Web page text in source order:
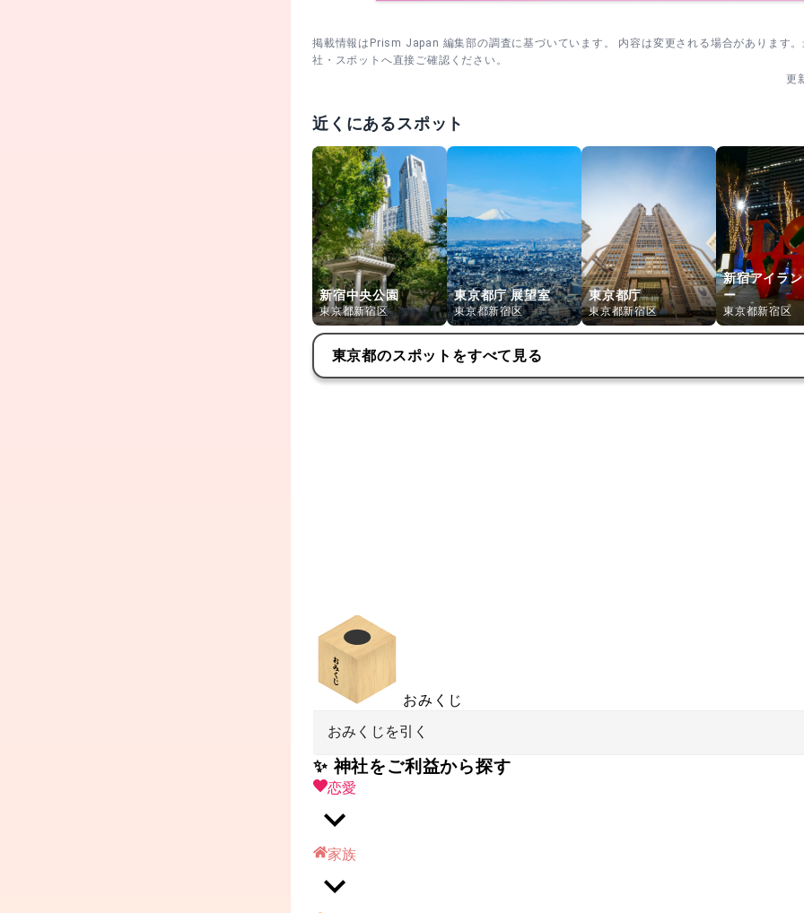
掲載情報はPrism Japan 編集部の調査に基づいています。 内容は変更される場合があります
社・スポットへ直接ご確認ください。
更
近くにあるスポット
新宿中央公園
東京都新宿区
東京都庁 展望室
東京都新宿区
東京都庁
東京都新宿区
新宿アイラ
ー
東京都新宿区
東京都のスポットをすべて見る
おみくじ
おみくじを引く
✨ 神社をご利益から探す
恋愛
家族